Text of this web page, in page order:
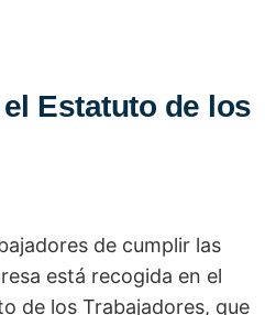
Estatuto de los
de cumplir las
está recogida en el
de los Trabajadores, que